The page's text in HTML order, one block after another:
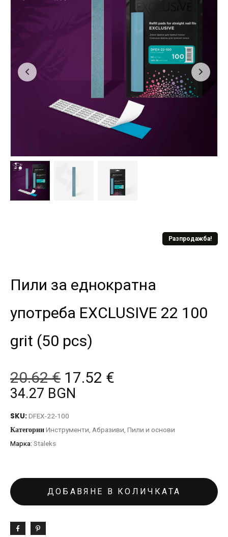
Разпродажба!
Пили за еднократна
употреба EXCLUSIVE 22 100
grit (50 pcs)
20.62€ 17.52 €
34.27 BGN
SKU:DFEX-22-100
КатегорииИнструменти Абразиви Пили и основи
Марка: Staleks
ДОБАВЯНЕ В КОЛИЧКАТА